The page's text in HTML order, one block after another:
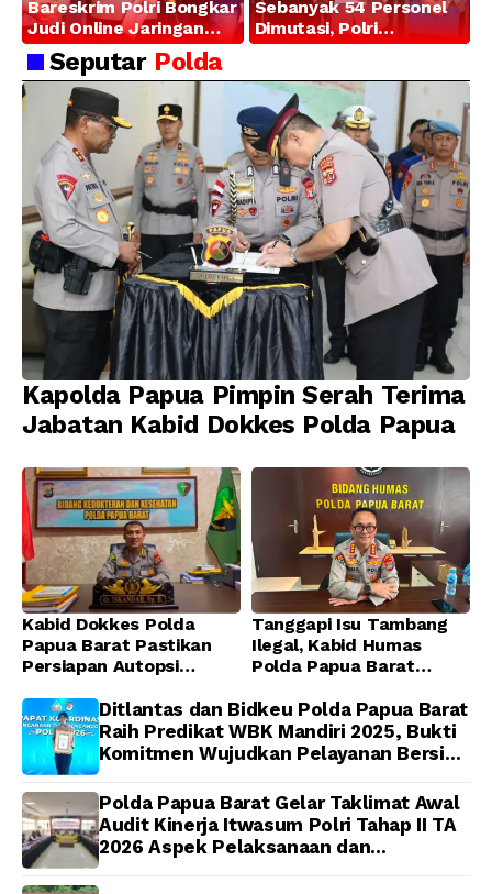
Bareskrim Polri Bongkar
Judi Online Jaringan
Internasional di Jakarta
Barat, 321 WNA
Diamankan
Sebanyak 54 Personel
Dimutasi, Polri
Tegaskan Komitmen
Profesionalisme
Seputar Polda
Kapolda Papua Pimpin Serah Terima
Jabatan Kabid Dokkes Polda Papua
Kabid Dokkes Polda
Papua Barat Pastikan
Persiapan Autopsi
Papua Barat Yanto
Idorway Telah Matang,
Pelaksanaan
Dijadwalkan Kamis
Tanggapi Isu Tambang
Ilegal, Kabid Humas
Polda Papua Barat
Toleransi bagi Oknum
Anggota
Ditlantas dan Bidkeu Polda Papua Barat
Raih Predikat WBK Mandiri 2025, Bukti
Komitmen Wujudkan Pelayanan Bersih
Polda Papua Barat Gelar Taklimat Awal
Audit Kinerja Itwasum Polri Tahap II TA
2026 Aspek Pelaksanaan dan